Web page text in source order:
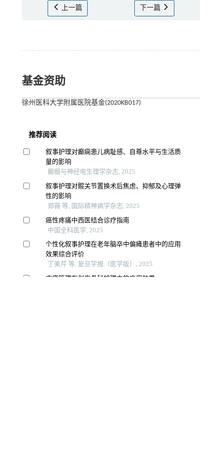
上一篇 下一篇
基金资助
徐州医科大学附属医院基金(2020KB017)